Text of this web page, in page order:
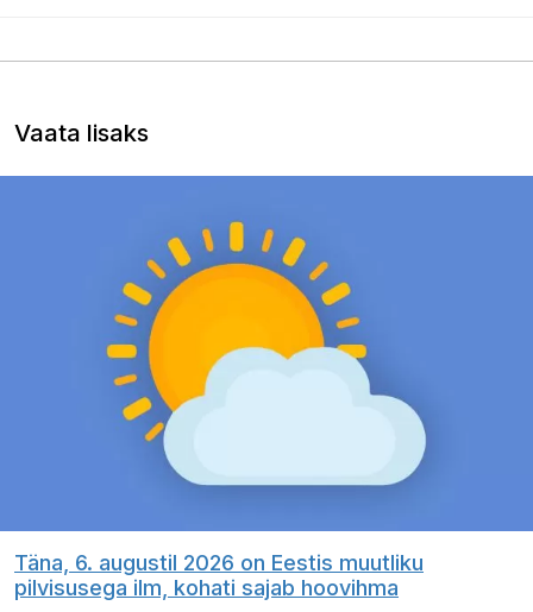
Vaata lisaks
Täna, 6. augustil 2026 on Eestis muutliku
pilvisusega ilm, kohati sajab hoovihma